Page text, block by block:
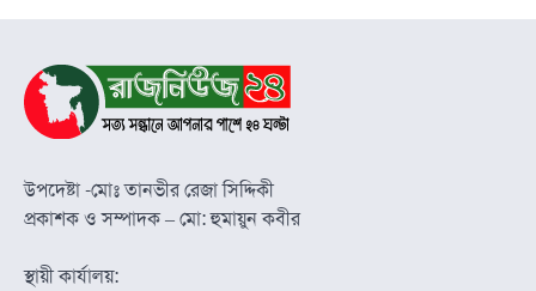
উপদেষ্টা -মোঃ তানভীর রেজা সিদ্দিকী
প্রকাশক ও সম্পাদক – মো: হুমায়ুন কবীর
স্থায়ী কার্যালয়: